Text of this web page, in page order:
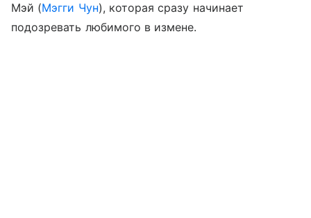
Мэй (Мэгги Чун), которая сразу начинает
подозревать любимого в измене.